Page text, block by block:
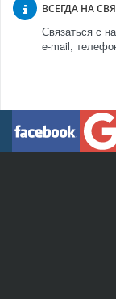
ВСЕГДА НА
Связаться с
e-mail,